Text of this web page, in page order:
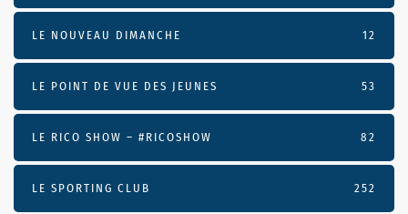
LE NOUVEAU DIMANCHE 12
LE POINT DE VUE DES JEUNES 53
LE RICO SHOW – #RICOSHOW 82
LE SPORTING CLUB 252